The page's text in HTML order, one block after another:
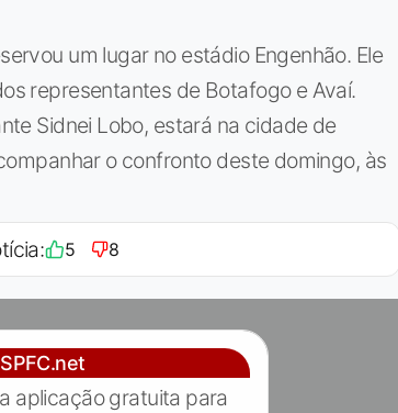
um lugar no estádio Engenhão. Ele
representantes de Botafogo e Avaí.
Sidnei Lobo, estará na cidade de
o confronto deste domingo, às
5 8
aplicação gratuita para